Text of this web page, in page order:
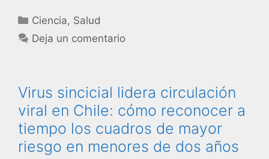
Ciencia, Salud
Deja un comentario
Virus sincicial lidera circulación
viral en Chile: cómo reconocer a
tiempo los cuadros de mayor
riesgo en menores de dos años